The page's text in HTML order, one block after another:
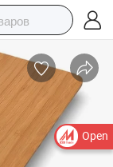
Open